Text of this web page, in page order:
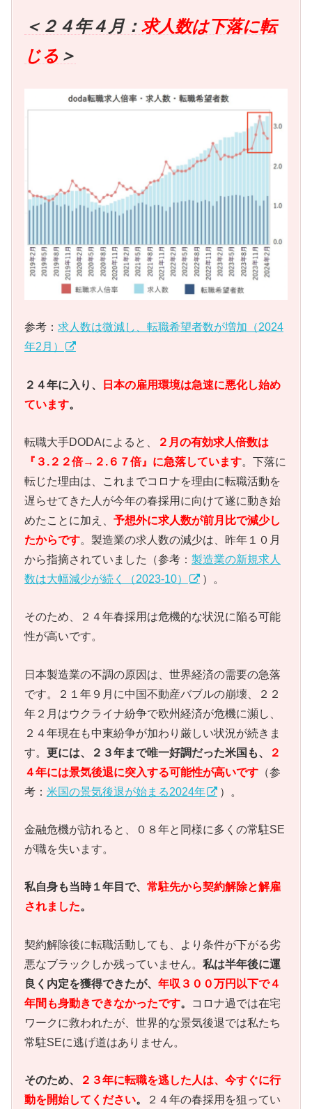
＜２４年４月： 求人数は下落に転
じる ＞
参考： 求人数は微減し、転職希望者数が増加（2024
年2月）
２４年に入り、
日本の雇用環境は急速に悪化し始め
ています。
転職大手DODAによると、
２月の有効求人倍数は
『３.２２倍→２.６７倍』に急落しています。下落に
転じた理由は、これまでコロナを理由に転職活動を
遅らせてきた人が今年の春採用に向けて遂に動き始
めたことに加え、 予想外に求人数が前月比で減少し
たからです。製造業の求人数の減少は、昨年１０月
から指摘されていました（参考： 製造業の新規求人
数は大幅減少が続く（2023-10）
）。
そのため、２４年春採用は危機的な状況に陥る可能
性が高いです。
日本製造業の不調の原因は、世界経済の需要の急落
です。２１年９月に中国不動産バブルの崩壊、２２
年２月はウクライナ紛争で欧州経済が危機に瀕し、
２４年現在も中東紛争が加わり厳しい状況が続きま
す。 更には、２３年まで唯一好調だった米国も、
２
４年には景気後退に突入する可能性が高いです（参
考： 米国の景気後退が始まる2024年 ）。
金融危機が訪れると、０８年と同様に多くの常駐SE
が職を失います。
私自身も当時１年目で、 常駐先から契約解除と解雇
されました。
契約解除後に転職活動しても、より条件が下がる劣
悪なブラックしか残っていません。 私は半年後に運
良く内定を獲得できたが、 年収３００万円以下で４
年間も身動きできなかったです。
コロナ過では在宅
ワークに救われたが、世界的な景気後退では私たち
常駐SEに逃げ道はありません。
そのため、
２３年に転職を逃した人は、今すぐに行
動を開始してください。 ２４年の春採用を狙ってい